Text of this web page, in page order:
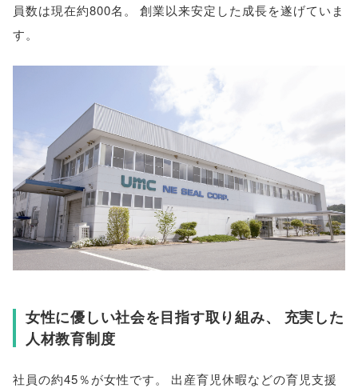
員数は現在約800名 。
創業以来安定した成長を遂げていま
す。
女性に優しい社会を目指す取り組み、
充実した
人材教育制度
社員の約45％が女性です。
出産育児休暇などの育児支援